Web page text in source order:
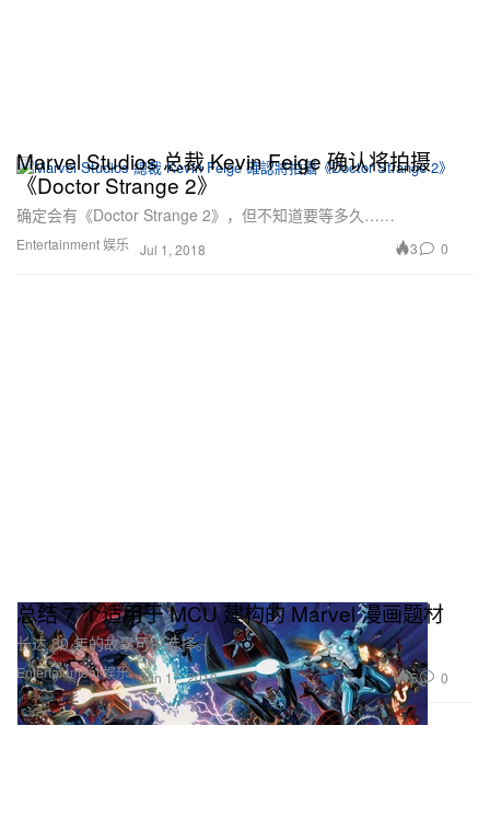
Entertainment 娱乐
Marvel Studios 总裁 Kevin Feige 确认将拍摄
《Doctor Strange 2》
确定会有《Doctor Strange 2》，但不知道要等多久……
Jul 1, 2018 3 0
Entertainment 娱乐
总结 7 个适用于 MCU 建构的 Marvel 漫画题材
长达 80 年的故事可供选择。
Jun 17, 2018 5 0